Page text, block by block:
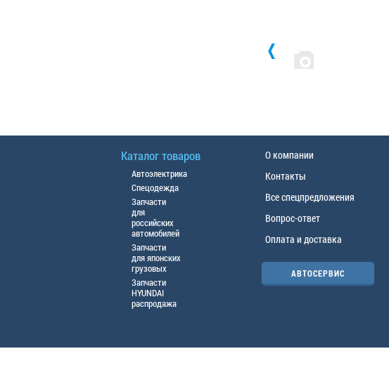
Каталог товаров
Автоэлектрика
Спецодежда
Запчасти
для
российских
автомобилей
Запчасти
для японских
грузовых
Запчасти
HYUNDAI
распродажа
О компании
Контакты
Все спецпредложения
Вопрос-ответ
Оплата и доставка
АВТОСЕРВИС